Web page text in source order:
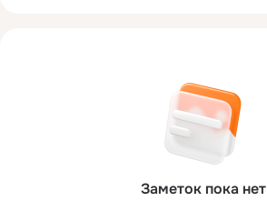
Заметок пока нет